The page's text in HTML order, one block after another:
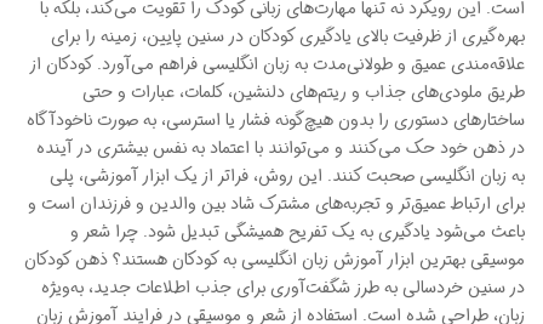
است. این رویکرد نه تنها مهارت‌های زبانی کودک را تقویت می‌کند، بلکه با
بهره‌گیری از ظرفیت بالای یادگیری کودکان در سنین پایین، زمینه را برای
علاقه‌مندی عمیق و طولانی‌مدت به زبان انگلیسی فراهم می‌آورد. کودکان از
طریق ملودی‌های جذاب و ریتم‌های دلنشین، کلمات، عبارات و حتی
ساختارهای دستوری را بدون هیچ‌گونه فشار یا استرسی، به صورت ناخودآگاه
در ذهن خود حک می‌کنند و می‌توانند با اعتماد به نفس بیشتری در آینده
به زبان انگلیسی صحبت کنند. این روش، فراتر از یک ابزار آموزشی، پلی
برای ارتباط عمیق‌تر و تجربه‌های مشترک شاد بین والدین و فرزندان است و
باعث می‌شود یادگیری به یک تفریح همیشگی تبدیل شود. چرا شعر و
موسیقی بهترین ابزار آموزش زبان انگلیسی به کودکان هستند؟ ذهن کودکان
در سنین خردسالی به طرز شگفت‌آوری برای جذب اطلاعات جدید، به‌ویژه
زبان، طراحی شده است. استفاده از شعر و موسیقی در فرایند آموزش زبان